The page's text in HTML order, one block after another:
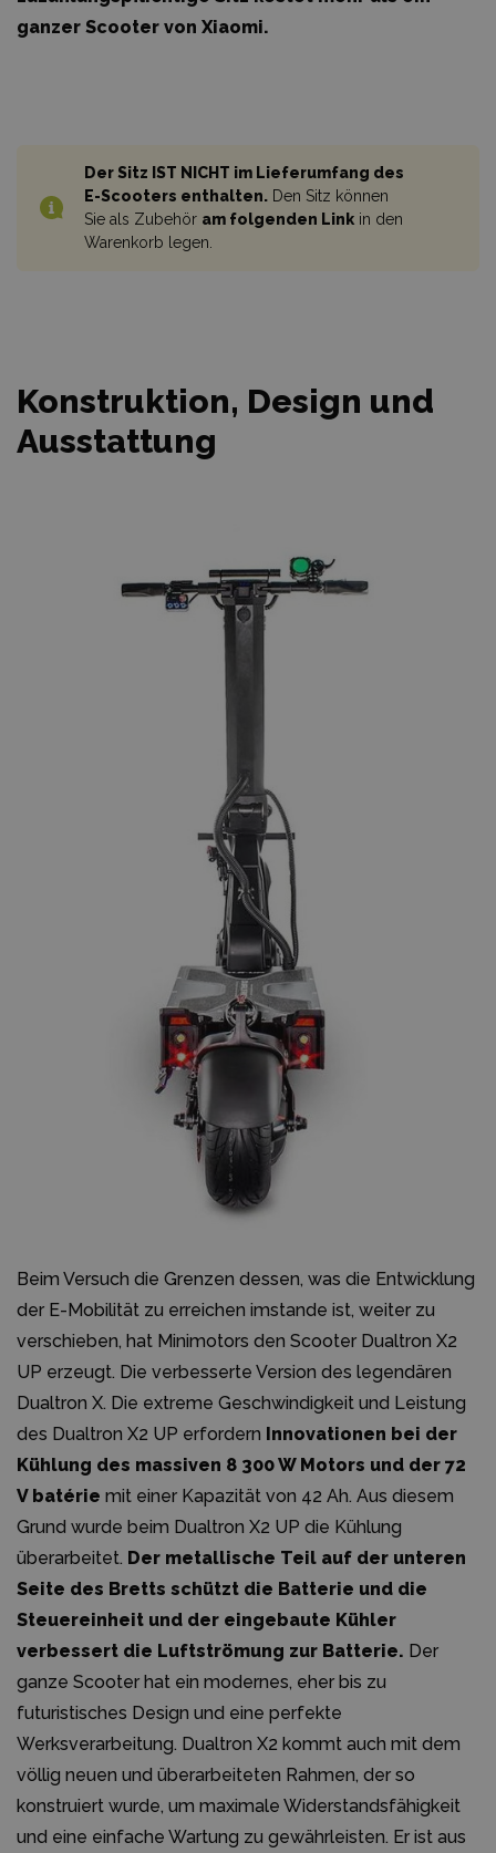
ganzer Scooter von Xiaomi.
Der Sitz IST NICHT im Lieferumfang des
E-Scooters enthalten. Den Sitz können
Sie als Zubehör am folgenden Link in den
Warenkorb legen.
Konstruktion, Design und
Ausstattung
Beim Versuch die Grenzen dessen, was die Entwicklung
der E-Mobilität zu erreichen imstande ist, weiter zu
verschieben, hat Minimotors den Scooter Dualtron X2
UP erzeugt. Die verbesserte Version des legendären
Dualtron X. Die extreme Geschwindigkeit und Leistung
des Dualtron X2 UP erfordern Innovationen bei der
Kühlung des massiven 8 300 W Motors und der 72
V batérie mit einer Kapazität von 42 Ah. Aus diesem
Grund wurde beim Dualtron X2 UP die Kühlung
überarbeitet. Der metallische Teil auf der unteren
Seite des Bretts schützt die Batterie und die
Steuereinheit und der eingebaute Kühler
verbessert die Luftströmung zur Batterie. Der
ganze Scooter hat ein modernes, eher bis zu
futuristisches Design und eine perfekte
Werksverarbeitung. Dualtron X2 kommt auch mit dem
völlig neuen und überarbeiteten Rahmen, der so
konstruiert wurde, um maximale Widerstandsfähigkeit
und eine einfache Wartung zu gewährleisten. Er ist aus